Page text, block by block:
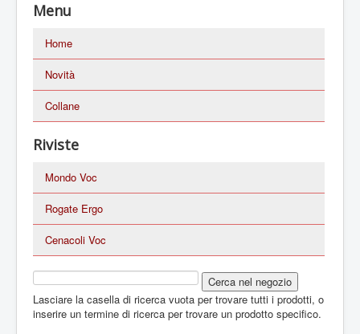
Menu
Home
Novità
Collane
Riviste
Mondo Voc
Rogate Ergo
Cenacoli Voc
Lasciare la casella di ricerca vuota per trovare tutti i prodotti, o
inserire un termine di ricerca per trovare un prodotto specifico.